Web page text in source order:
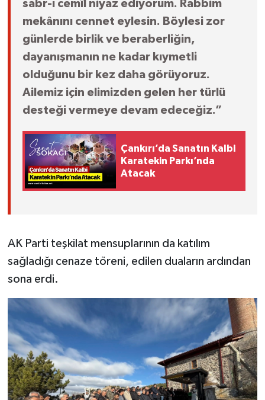
sabr-ı cemîl niyaz ediyorum. Rabbim
mekânını cennet eylesin. Böylesi zor
günlerde birlik ve beraberliğin,
dayanışmanın ne kadar kıymetli
olduğunu bir kez daha görüyoruz.
Ailemiz için elimizden gelen her türlü
desteği vermeye devam edeceğiz.”
Çankırı’da Sanatın Kalbi
Karatekin Parkı’nda
Atacak
AK Parti teşkilat mensuplarının da katılım
sağladığı cenaze töreni, edilen duaların ardından
sona erdi.